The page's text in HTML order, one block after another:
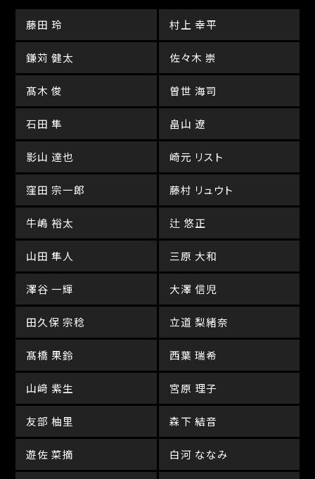
藤田 玲 村上 幸平
鎌苅 健太 佐々木 崇
髙木 俊 曽世 海司
石田 隼 畠山 遼
影山 達也 崎元 リスト
窪田 宗一郎 藤村 リュウト
牛嶋 裕太 辻 悠正
山田 隼人 三原 大和
澤谷 一輝 大澤 信児
田久保 宗稔 立道 梨緒奈
髙橋 果鈴 西葉 瑞希
山﨑 紫生 宮原 理子
友部 柚里 森下 結音
遊佐 菜摘 白河 ななみ